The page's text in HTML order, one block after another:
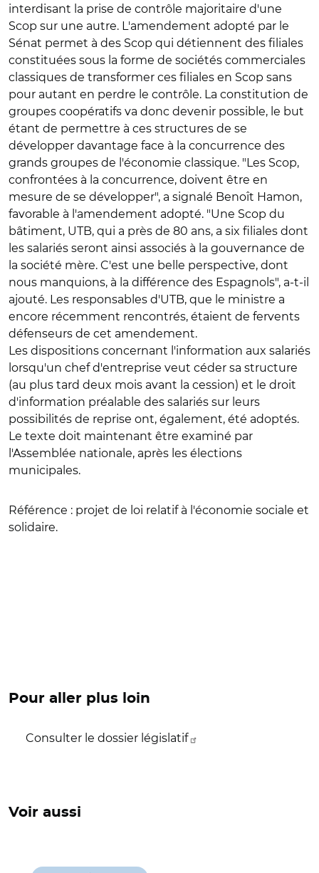
interdisant la prise de contrôle majoritaire d'une
Scop sur une autre. L'amendement adopté par le
Sénat permet à des Scop qui détiennent des filiales
constituées sous la forme de sociétés commerciales
classiques de transformer ces filiales en Scop sans
pour autant en perdre le contrôle. La constitution de
groupes coopératifs va donc devenir possible, le but
étant de permettre à ces structures de se
développer davantage face à la concurrence des
grands groupes de l'économie classique. "Les Scop,
confrontées à la concurrence, doivent être en
mesure de se développer", a signalé Benoît Hamon,
favorable à l'amendement adopté. "Une Scop du
bâtiment, UTB, qui a près de 80 ans, a six filiales dont
les salariés seront ainsi associés à la gouvernance de
la société mère. C'est une belle perspective, dont
nous manquions, à la différence des Espagnols", a-t-il
ajouté. Les responsables d'UTB, que le ministre a
encore récemment rencontrés, étaient de fervents
défenseurs de cet amendement.
Les dispositions concernant l'information aux salariés
lorsqu'un chef d'entreprise veut céder sa structure
(au plus tard deux mois avant la cession) et le droit
d'information préalable des salariés sur leurs
possibilités de reprise ont, également, été adoptés.
Le texte doit maintenant être examiné par
l'Assemblée nationale, après les élections
municipales.
Référence : projet de loi relatif à l'économie sociale et
solidaire.
Pour aller plus loin
Consulter le dossier législatif
Voir aussi